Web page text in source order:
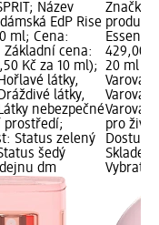
Název
EdP Rise
ml; Cena:
Základní cena:
Kč za 10 ml);
látky,
látky,
nebezpečné
prostředí;
Status zelený
šedý
dm
Značka:
429,00
20 ml
pro
Vybrat